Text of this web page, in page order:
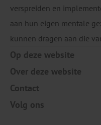
verspreiden en
aan hun eigen mentale
kunnen dragen aan die
Op deze website
Over deze website
Contact
Volg ons